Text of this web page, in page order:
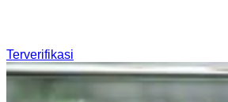
Terverifikasi